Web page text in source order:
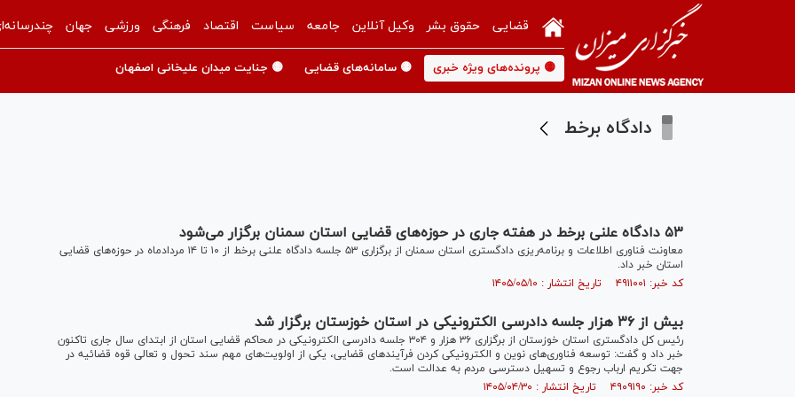
قضایی حقوق بشر وکیل آنلاین جامعه سیاست اقتصاد فرهنگی ورزشی جهان
🟡 پرونده‌های ویژه خبری 🟡 سامانه‌های قضایی 🟡 جنایت میدان علیخانی اصفهان
دادگاه برخط
۵۳ دادگاه علنی برخط در هفته جاری در حوزه‌های قضایی استان سمنان برگزار می‌شود
معاونت فناوری اطلاعات و برنامه‌ریزی دادگستری استان سمنان از برگزاری ۵۳ جلسه دادگاه علنی برخط از ۱۰ تا ۱۴ مردادماه در حوزه‌های قضایی
استان خبر داد.
کد خبر: ۴۹۱۱۰۰۱ تاریخ انتشار : ۱۴۰۵/۰۵/۱۰
بیش از ۳۶ هزار جلسه دادرسی الکترونیکی در استان خوزستان برگزار شد
رئیس کل دادگستری استان خوزستان از برگزاری ۳۶ هزار و ۳۰۴ جلسه دادرسی الکترونیکی در محاکم قضایی استان از ابتدای سال جاری تاکنون
خبر داد و گفت: توسعه فناوری‌های نوین و الکترونیکی کردن فرآیند‌های قضایی، یکی از اولویت‌های مهم سند تحول و تعالی قوه قضائیه در
جهت تکریم ارباب رجوع و تسهیل دسترسی مردم به عدالت است.
کد خبر: ۴۹۰۹۱۹۰ تاریخ انتشار : ۱۴۰۵/۰۴/۳۰